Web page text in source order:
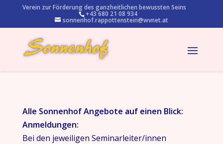
Verein zur Förderung des ganzheitlichen bewussten Seins
+43 680 21 08 934
sonnenhof.rappottenstein@wvnet.at
Alle Sonnenhof Angebote auf einen Blick:
Anmeldungen:
Bei den jeweiligen Seminarleiter/innen